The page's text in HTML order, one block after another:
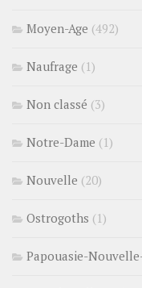
Moyen-Age (492)
Naufrage (1)
Non classé (3)
Notre-Dame (1)
Nouvelle (20)
Ostrogoths (1)
Papouasie-